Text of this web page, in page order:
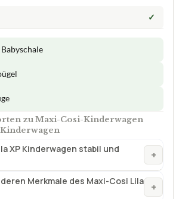
✓
zu Maxi-Cosi-Kinderwagen
XP Kinderwagen stabil und
+
Merkmale des Maxi-Cosi Lila
+